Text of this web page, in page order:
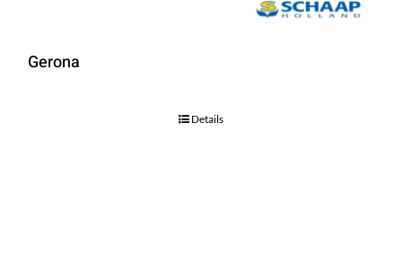
Gerona
Details